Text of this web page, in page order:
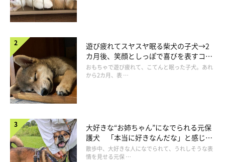
遊び疲れてスヤスヤ眠る柴犬の子犬→2
カ月後、笑顔としっぽで喜びを表すコに
成長！
おもちゃで遊び疲れて、こてんと眠った子犬。あれ
から2カ月、表 …
大好きな“お姉ちゃん”になでられる元保
護犬 「本当に好きなんだな」と感じる
表情にほっこり
散歩中、大好きな人になでられて、うれしそうな表
情を見せる元保 …